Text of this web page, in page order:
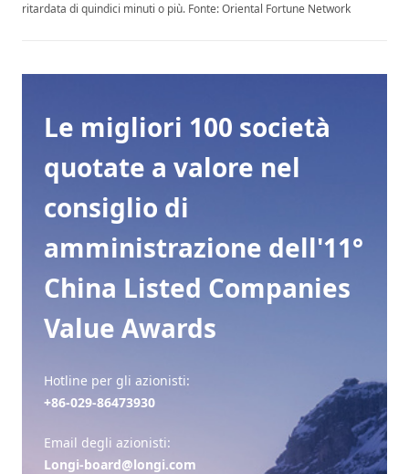
ritardata di quindici minuti o più. Fonte: Oriental Fortune Network
Le migliori 100 società
quotate a valore nel
consiglio di
amministrazione dell'11°
China Listed Companies
Value Awards
Hotline per gli azionisti:
+86-029-86473930
Email degli azionisti:
Longi-board@longi.com